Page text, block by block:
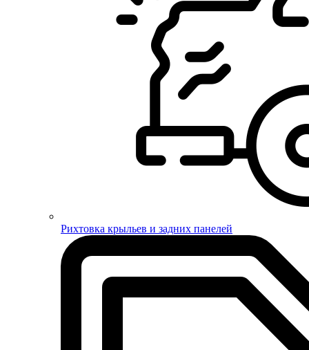
Рихтовка крыльев и задних панелей